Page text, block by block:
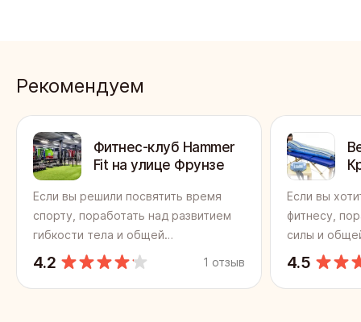
Рекомендуем
Фитнес-клуб Hammer
Fit на улице Фрунзе
Если вы решили посвятить время
спорту, поработать над развитием
гибкости тела и общей
выносливости организма, а также
приобрести полезное и интересное
хобби, то Фитнес-клуб Hammer Fit на
4.2 1 отзыв
Если вы
фитнесу,
силы и
организма,
себя
хобби, то
4.5